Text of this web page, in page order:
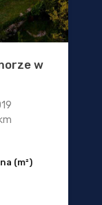
w
(m²)